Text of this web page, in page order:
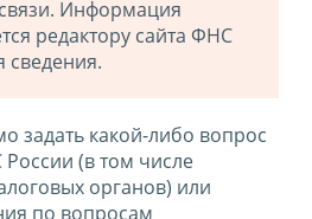
Информация
редактору сайта ФНС
сведения.
задать какой-либо вопрос
(в том числе
органов) или
по вопросам